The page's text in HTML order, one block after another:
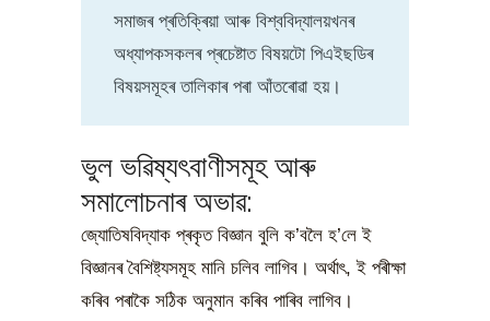
সমাজৰ প্ৰতিক্ৰিয়া আৰু বিশ্ববিদ্যালয়খনৰ
অধ্যাপকসকলৰ প্ৰচেষ্টাত বিষয়টো পিএইছডিৰ
বিষয়সমূহৰ তালিকাৰ পৰা আঁতৰোৱা হয়।
ভুল ভৱিষ্যৎবাণীসমূহ আৰু
সমালোচনাৰ অভাৱ:
জ্যোতিষবিদ্যাক প্ৰকৃত বিজ্ঞান বুলি ক’বলৈ হ’লে ই
বিজ্ঞানৰ বৈশিষ্ট্যসমূহ মানি চলিব লাগিব। অৰ্থাৎ, ই পৰীক্ষা
কৰিব পৰাকৈ সঠিক অনুমান কৰিব পাৰিব লাগিব।